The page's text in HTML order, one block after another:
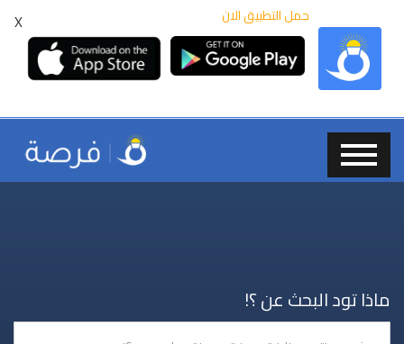
X حمل التطبيق الان
ماذا تود البحث عن ؟!